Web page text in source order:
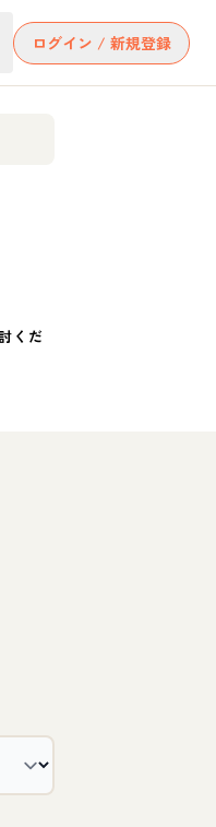
ログイン / 新規登録
くだ